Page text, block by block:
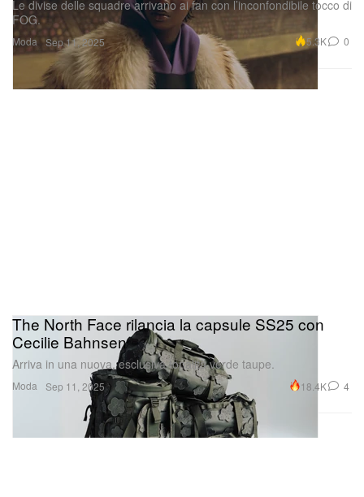
Moda
Le divise delle squadre arrivano ai fan con l’inconfondibile tocco di
FOG.
Sep 11, 2025 5.3K 0
Moda
The North Face rilancia la capsule SS25 con
Cecilie Bahnsen
Arriva in una nuova, esclusiva tonalità verde taupe.
Sep 11, 2025 18.4K 4